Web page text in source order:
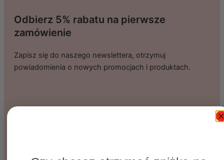
Odbierz 5% rabatu na pierwsze
zamówienie
Zapisz się do naszego newslettera, otrzymuj
powiadomienia o nowych promocjach i produktach.